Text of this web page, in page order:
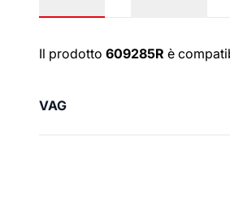
Numeri OE
Il prodotto 609285R è
VAG